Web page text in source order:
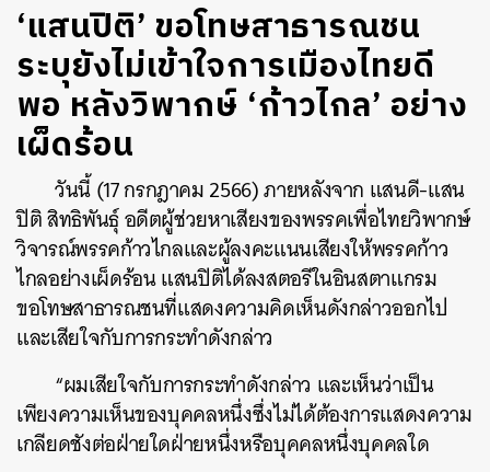
‘แสนปิติ’ ขอโทษสาธารณชน
ระบุยังไม่เข้าใจการเมืองไทยดี
พอ หลังวิพากษ์ ‘ก้าวไกล’ อย่าง
เผ็ดร้อน
วันนี้ (17 กรกฎาคม 2566) ภายหลังจาก แสนดี-แสน
ปิติ สิทธิพันธุ์ อดีตผู้ช่วยหาเสียงของพรรคเพื่อไทยวิพากษ์
วิจารณ์พรรคก้าวไกลและผู้ลงคะแนนเสียงให้พรรคก้าว
ไกลอย่างเผ็ดร้อน แสนปิติได้ลงสตอรีในอินสตาแกรม
ขอโทษสาธารณชนที่แสดงความคิดเห็นดังกล่าวออกไป
และเสียใจกับการกระทำดังกล่าว
“ผมเสียใจกับการกระทำดังกล่าว และเห็นว่าเป็น
เพียงความเห็นของบุคคลหนึ่งซึ่งไม่ได้ต้องการแสดงความ
เกลียดชังต่อฝ่ายใดฝ่ายหนึ่งหรือบุคคลหนึ่งบุคคลใด